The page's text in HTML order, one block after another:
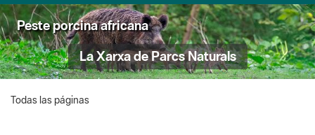
Peste porcina africana
La Xarxa de Parcs Naturals
Todas las páginas